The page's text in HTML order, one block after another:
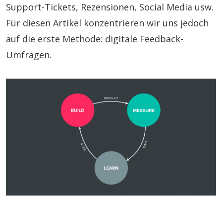
Support-Tickets, Rezensionen, Social Media usw.
Für diesen Artikel konzentrieren wir uns jedoch
auf die erste Methode: digitale Feedback-
Umfragen.